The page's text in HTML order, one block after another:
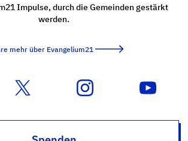
Impulse, durch die Gemeinden gestärkt
werden.
mehr über Evangelium21